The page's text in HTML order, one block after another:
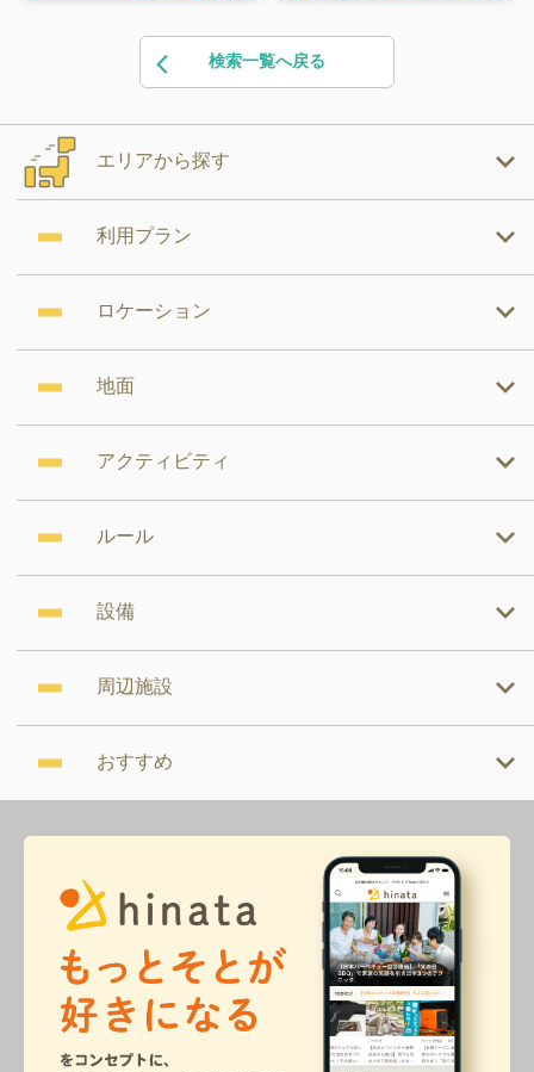
検索一覧へ戻る
エリアから探す
利用プラン
ロケーション
地面
アクティビティ
ルール
設備
周辺施設
おすすめ